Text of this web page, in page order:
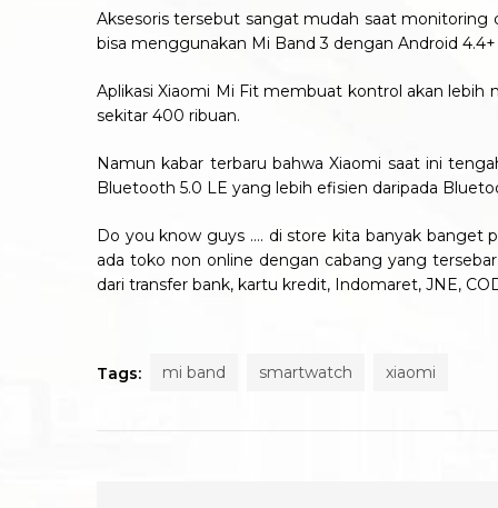
Aksesoris tersebut sangat mudah saat
bisa menggunakan Mi Band 3 dengan Android
Aplikasi Xiaomi Mi Fit membuat kontrol akan
sekitar 400 ribuan.
Namun kabar terbaru bahwa Xiaomi saat ini
Bluetooth 5.0 LE yang lebih efisien daripada
Do you know guys …. di store kita banyak banget
ada toko non online dengan cabang yang
dari transfer bank, kartu kredit, Indomaret, JNE,
Tags: mi band smartwatch xiaomi